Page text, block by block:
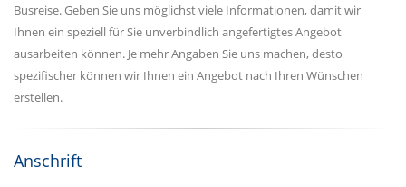
Busreise. Geben Sie uns möglichst viele Informationen, damit wir
Ihnen ein speziell für Sie unverbindlich angefertigtes Angebot
ausarbeiten können. Je mehr Angaben Sie uns machen, desto
spezifischer können wir Ihnen ein Angebot nach Ihren Wünschen
erstellen.
Anschrift